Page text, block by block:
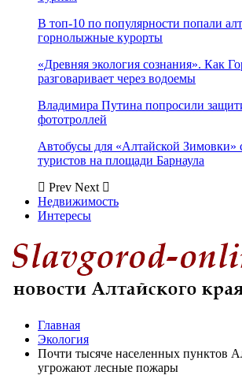
В топ-10 по популярности попали
горнолыжные курорты
«Древняя экология сознания». Как
разговаривает через водоемы
Владимира Путина попросили
фототроллей
Автобусы для «Алтайской Зимовки»
туристов на площади Барнаула
Prev Next
Недвижимость
Интересы
Главная
Экология
Почти тысяче населенных пунктов
угрожают лесные пожары